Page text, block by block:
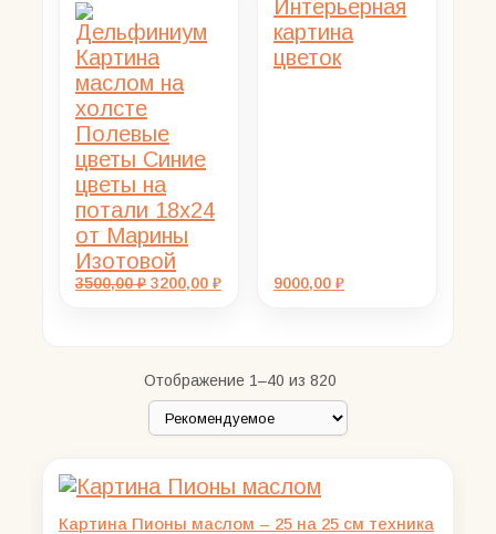
3500,00₽ Первоначальная
3200,00 ₽Текущая9000,00 ₽
Отображение 1–40 из 820
Картина Пионы маслом – 25 на 25 см техника